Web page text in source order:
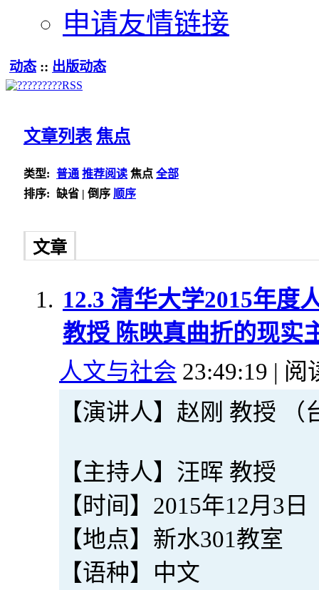
申请友情链接
动态:: 出版动态
文章列表 焦点
类型: 普通 推荐阅读 焦点 全部
排序: 缺省 | 倒序 顺序
文章
12.3 清华大学2015年度
教授 陈映真曲折的现实
人文与社会 23:49:19 | 阅
【演讲人】赵刚 教授
【主持人】汪晖 教授
【时间】2015年12月3
【地点】新水301教室
【语种】中文